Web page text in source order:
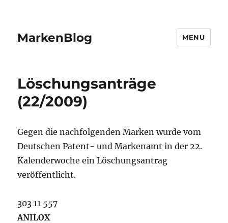
MarkenBlog MENU
Löschungsanträge
(22/2009)
Gegen die nachfolgenden Marken wurde vom
Deutschen Patent- und Markenamt in der 22.
Kalenderwoche ein Löschungsantrag
veröffentlicht.
303 11 557
ANILOX